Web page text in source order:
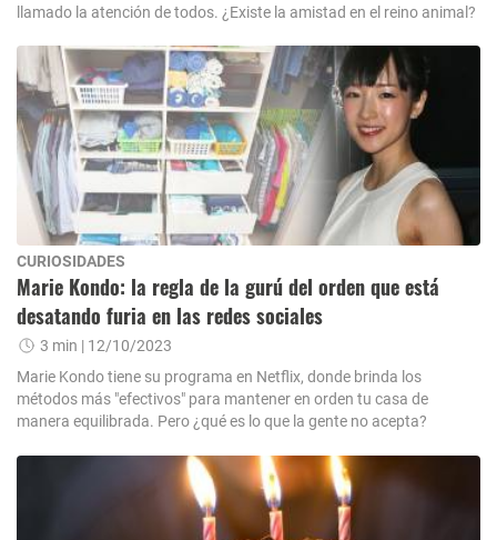
llamado la atención de todos. ¿Existe la amistad en el reino animal?
CURIOSIDADES
Marie Kondo: la regla de la gurú del orden que está
desatando furia en las redes sociales
3 min | 12/10/2023
Marie Kondo tiene su programa en Netflix, donde brinda los
métodos más "efectivos" para mantener en orden tu casa de
manera equilibrada. Pero ¿qué es lo que la gente no acepta?